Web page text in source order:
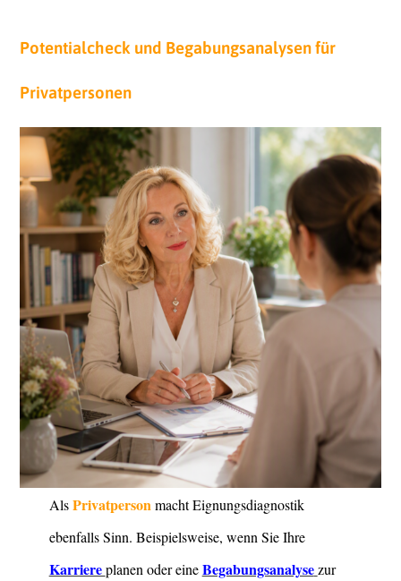
Potentialcheck und Begabungsanalysen für
Privatpersonen
AlsPrivatperson macht Eignungsdiagnostik
ebenfalls Sinn. Beispielsweise, wenn Sie Ihre
Karriereplanen oder eineBegabungsanalyse zur